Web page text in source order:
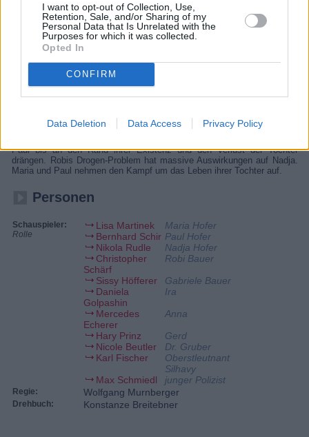
I want to opt-out of Collection, Use,
Retention, Sale, and/or Sharing of my
Personal Data that Is Unrelated with the
Purposes for which it was collected.
Opted In
CONFIRM
Data Deletion Data Access Privacy Policy
Österreich,2009
Details
stolz auf ihre Tochter Nadja, eine aufgeweckte Teenagerin. Nadjas
neuer Freund scheint auf den ersten Blick tadellos ins schöne Bild zu
Paul bis an den Rand ihrer Existenz und den Verlust der Tochter
drängen. Robis Drogen-Problem hat massive Auswirkungen auf Nadja.
Maria und Paul nehmen den Kampf um das Leben ihrer Tochter auf.
Personen
Schauspieler:
Rolle
Lisa Martinek
Maria Hofer
Bernhard Schir Paul Hofer
Nikola Rudle
Nadja Hofer
Christopher
Schärf
Robi Bauer
Sissy Höfferer
Gabriele Bauer
Daniela
Golpashin
Ira
Mercedes
Echerer
Anna
Hary Prinz
Gerd
Nicole Beutler
Dr. Gruber
Karl Fischer
Oberstleutnant
Silhavy
Max Schmiedl
junger Polizist
Regie: Wolfgang Murnberger
Drehbuch: Konstanze Breitebner